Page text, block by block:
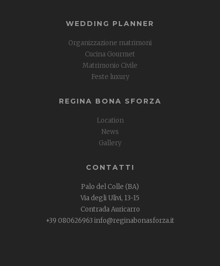
WEDDING PLANNER
Organizzazione matrimoni
Cucina Gourmet
Matrimonio Civile
Feste luxury
REGINA BONA SFORZA
Location
News
Gallery
CONTATTI
Palo del Colle (BA)
Via degli Ulivi, 13-15
Contrada Auricarro
+39 080626963 info@reginabonasforza.it